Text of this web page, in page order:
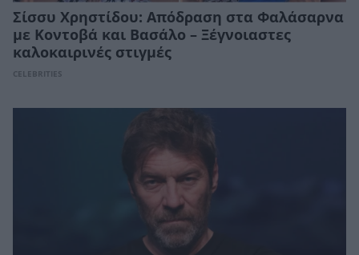
Σίσσυ Χρηστίδου: Απόδραση στα Φαλάσαρνα
με Κοντοβά και Βασάλο – Ξέγνοιαστες
καλοκαιρινές στιγμές
CELEBRITIES